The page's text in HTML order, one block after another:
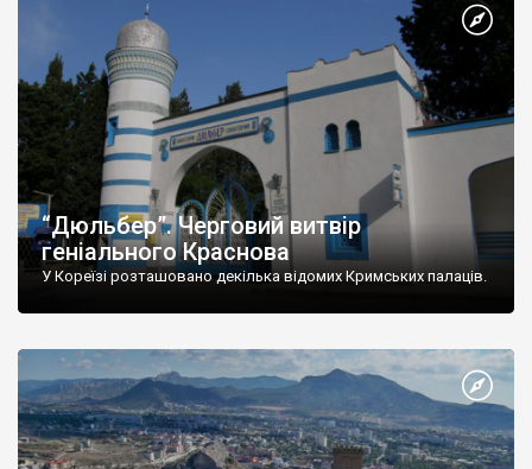
“Дюльбер”. Черговий витвір
геніального Краснова
У Кореїзі розташовано декілька відомих Кримських палаців.